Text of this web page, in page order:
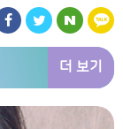
더 보기